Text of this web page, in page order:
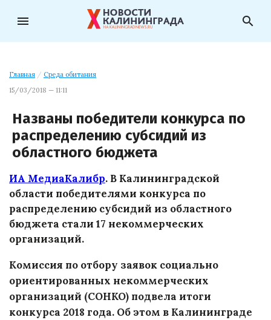
menu search
Главная / Среда обитания
15/03/2018 — 11:11
Названы победители конкурса по
распределению субсидий из
областного бюджета
ИА МедиаКалибр. В Калининградской
области победителями конкурса по
распределению субсидий из областного
бюджета стали 17 некоммерческих
организаций.
Комиссия по отбору заявок социально
ориентированных некоммерческих
организаций (СОНКО) подвела итоги
конкурса 2018 года. Об этом в Калининграде